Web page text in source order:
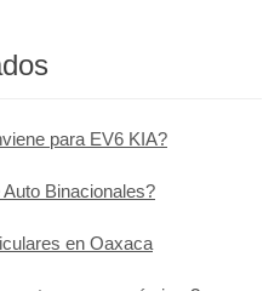
para EV6 KIA?
Binacionales?
en Oaxaca